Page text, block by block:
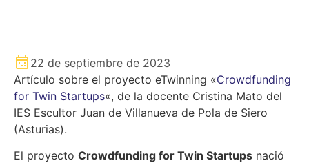
22 de septiembre de 2023
Artículo sobre el proyecto eTwinning «Crowdfunding
for Twin Startups«, de la docente Cristina Mato del
IES Escultor Juan de Villanueva de Pola de Siero
(Asturias).
El proyecto Crowdfunding for Twin Startups nació